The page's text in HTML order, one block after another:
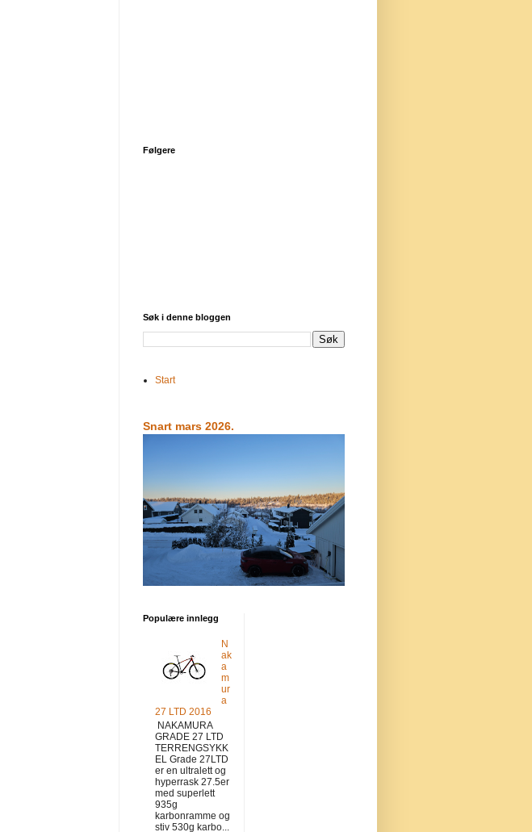
Følgere
Søk i denne bloggen
Start
Snart mars 2026.
Populære innlegg
N
ak
a
m
ur
a
27 LTD 2016
NAKAMURA
GRADE 27 LTD
TERRENGSYKK
EL Grade 27LTD
er en ultralett og
hyperrask 27.5er
med superlett
935g
karbonramme og
stiv 530g karbo...